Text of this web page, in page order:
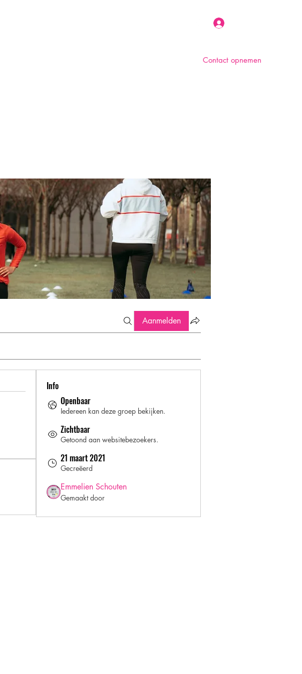
Contact opnemen
Aanmelden
Info
Openbaar
Iedereen kan deze groep bekijken.
Zichtbaar
Getoond aan websitebezoekers.
21 maart 2021
Gecreëerd
Emmelien Schouten
Gemaakt door